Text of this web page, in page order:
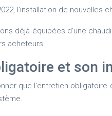
l'installation de
déjà équipées d'une
acheteurs.
et son
que l'entretien